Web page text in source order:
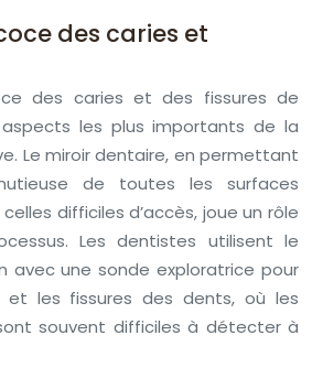
des caries et
des caries et des fissures de
aspects les plus importants de la
Le miroir dentaire, en permettant
de toutes les surfaces
difficiles d’accès, joue un rôle
Les dentistes utilisent le
avec une sonde exploratrice pour
et les fissures des dents, où les
souvent difficiles à détecter à